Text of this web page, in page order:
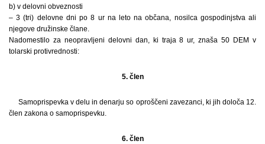
b) v delovni obveznosti
– 3 (tri) delovne dni po 8 ur na leto na občana, nosilca gospodinjstva ali
njegove družinske člane.
Nadomestilo za neopravljeni delovni dan, ki traja 8 ur, znaša 50 DEM v
tolarski protivrednosti:
5. člen
Samoprispevka v delu in denarju so oproščeni zavezanci, ki jih določa 12.
člen zakona o samoprispevku.
6. člen